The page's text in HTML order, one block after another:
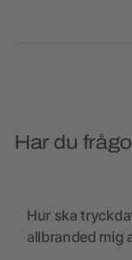
Har du
Hur ska
allbranded mig